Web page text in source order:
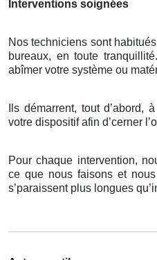
Interventions soignées
Nos techniciens sont
bureaux, en toute
abîmer votre système ou
Ils démarrent, tout d’abord,
votre dispositif afin d’cerner
Pour chaque intervention,
ce que nous faisons et
s’paraissent plus longues